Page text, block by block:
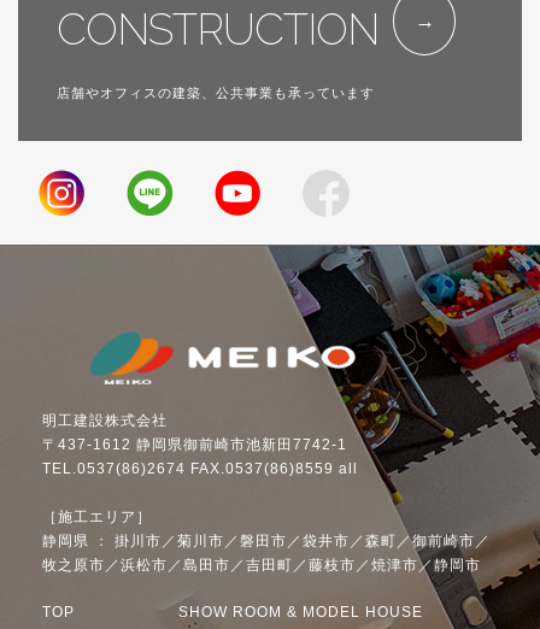
CONSTRUCTION
店舗やオフィスの建築、公共事業も承っています
明工建設株式会社
〒437-1612 静岡県御前崎市池新田7742-1
TEL.0537(86)2674 FAX.0537(86)8559 all
［施工エリア］
静岡県 ： 掛川市／菊川市／磐田市／袋井市／森町／御前崎市／
牧之原市／浜松市／島田市／吉田町／藤枝市／焼津市／静岡市
TOP SHOW ROOM & MODEL HOUSE